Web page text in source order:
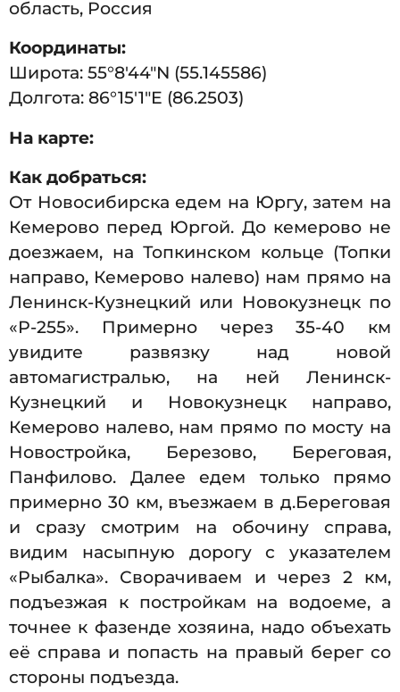
область, Россия
Координаты:
Широта: 55°8′44″N (55.145586)
Долгота: 86°15′1″E (86.2503)
На карте:
Как добраться:
От Новосибирска едем на Юргу, затем на
Кемерово перед Юргой. До кемерово не
доезжаем, на Топкинском кольце (Топки
направо, Кемерово налево) нам прямо на
Ленинск-Кузнецкий или Новокузнецк по
«Р-255». Примерно через 35-40 км
увидите развязку над новой
автомагистралью, на ней Ленинск-
Кузнецкий и Новокузнецк направо,
Кемерово налево, нам прямо по мосту на
Новостройка, Березово, Береговая,
Панфилово. Далее едем только прямо
примерно 30 км, въезжаем в д.Береговая
и сразу смотрим на обочину справа,
видим насыпную дорогу с указателем
«Рыбалка». Сворачиваем и через 2 км,
подъезжая к постройкам на водоеме, а
точнее к фазенде хозяина, надо объехать
её справа и попасть на правый берег со
стороны подъезда.